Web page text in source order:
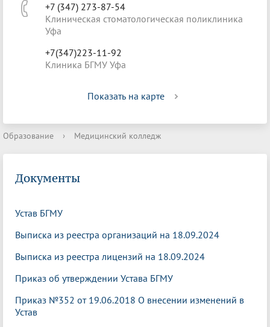
+7 (347) 273-87-54
Клиническая стоматологическая поликлиника
Уфа
+7(347)223-11-92
Клиника БГМУ Уфа
Показать на карте
Образование › Медицинский колледж
Документы
Устав БГМУ
Выписка из реестра организаций на 18.09.2024
Выписка из реестра лицензий на 18.09.2024
Приказ об утверждении Устава БГМУ
Приказ №352 от 19.06.2018 О внесении изменений в
Устав